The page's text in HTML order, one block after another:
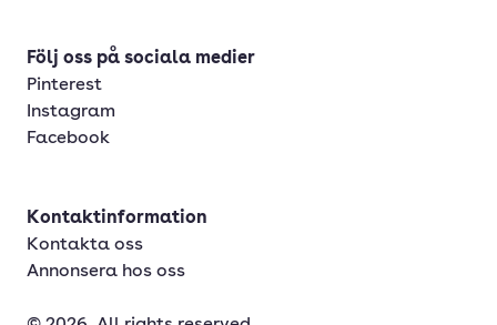
Följ oss på sociala medier
Pinterest
Instagram
Facebook
Kontaktinformation
Kontakta oss
Annonsera hos oss